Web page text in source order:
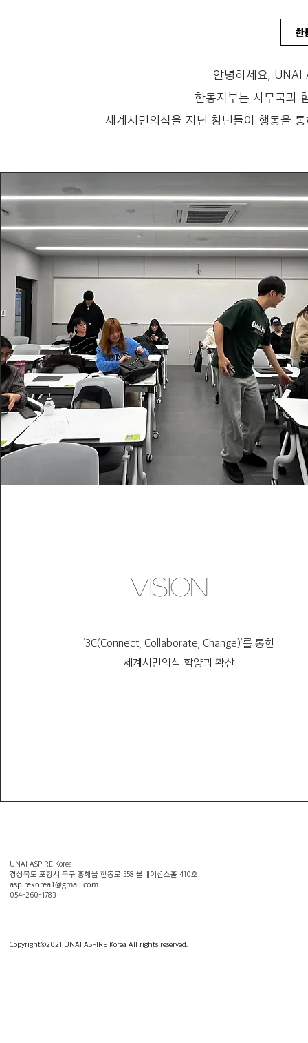
한
안녕하세요, UNAI
한동지부는 사무국과
세계시민의식을 지닌 청년들이 행동을
Vision
‘3C(Connect, Collaborate, Change)’를 통한
세계시민의식 함양과 확산
UNAI ASPIRE Korea
​경상북도 포항시 북구 흥해읍 한동로 558 올네이션스홀 410호
aspirekorea1@gmail.com
054-260-1783
Copyright©2021 UNAI ASPIRE Korea All rights reserved.